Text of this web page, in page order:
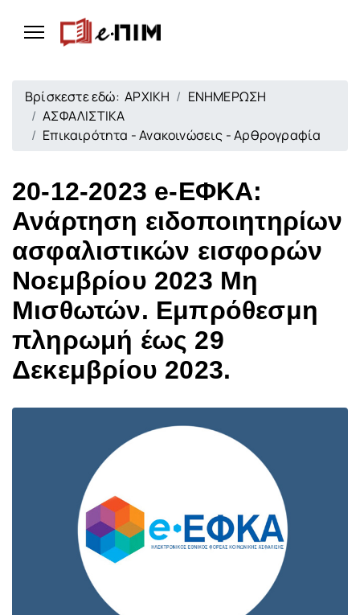
Βρίσκεστε εδώ:ΑΡΧΙΚΗ
ΕΝΗΜΕΡΩΣΗ
ΑΣΦΑΛΙΣΤΙΚΑ
Επικαιρότητα - Ανακοινώσεις - Αρθρογραφία
20-12-2023 e-ΕΦΚΑ:
Ανάρτηση ειδοποιητηρίων
ασφαλιστικών εισφορών
Νοεμβρίου 2023 Μη
Μισθωτών. Εμπρόθεσμη
πληρωμή έως 29
Δεκεμβρίου 2023.